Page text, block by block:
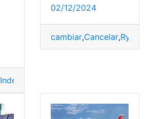
Indemnización
02/12/2024
cambiar,Cancelar,